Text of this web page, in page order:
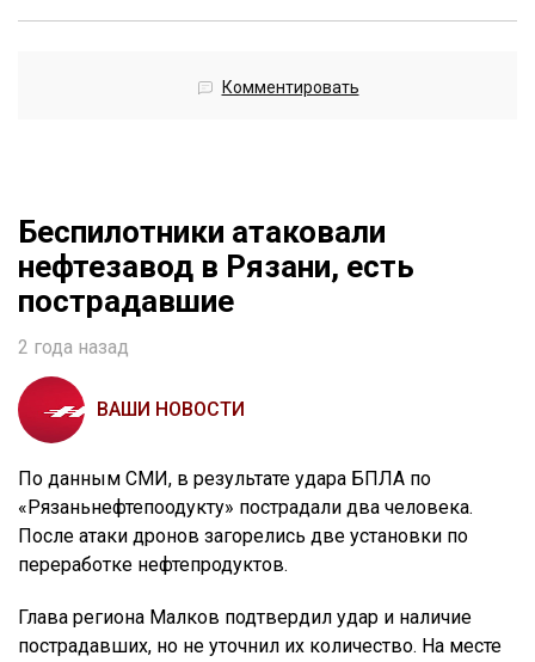
Комментировать
Беспилотники атаковали
нефтезавод в Рязани, есть
пострадавшие
2 года назад
ВАШИ НОВОСТИ
По данным СМИ, в результате удара БПЛА по
«Рязаньнефтепоодукту» пострадали два человека.
После атаки дронов загорелись две установки по
переработке нефтепродуктов.
Глава региона Малков подтвердил удар и наличие
пострадавших, но не уточнил их количество. На месте